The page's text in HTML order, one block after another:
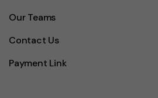
Our Teams
Contact Us
Payment Link